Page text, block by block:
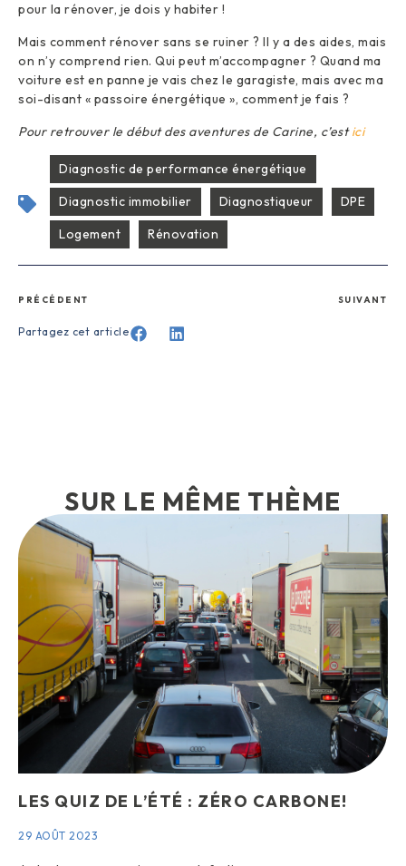
pour la rénover, je dois y habiter !
Mais comment rénover sans se ruiner ? Il y a des aides, mais
on n’y comprend rien. Qui peut m’accompagner ? Quand ma
voiture est en panne je vais chez le garagiste, mais avec ma
soi-disant « passoire énergétique », comment je fais ?
Pour retrouver le début des aventures de Carine, c’estici
Diagnostic de performance énergétique
Diagnostic immobilier
Diagnostiqueur
DPE
Logement
Rénovation
PRÉCÉDENT SUIVANT
Partagez cet article
SUR LE MÊME THÈME
LES QUIZ DE L’ÉTÉ : ZÉRO CARBONE!
29 AOÛT 2023